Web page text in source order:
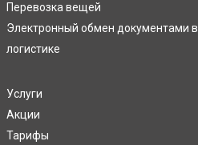
Перевозка вещей
Электронный обмен документами в
логистике
Услуги
Акции
Тарифы